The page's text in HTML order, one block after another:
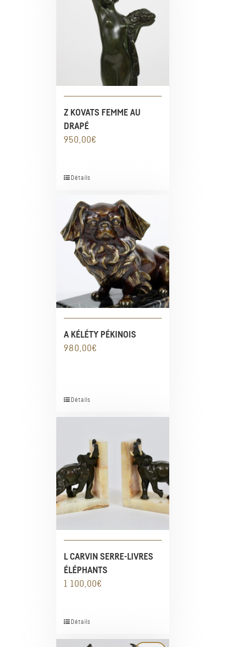
Z KOVATS FEMME AU
DRAPÉ
950,00€
Détails
A KÉLÉTY PÉKINOIS
980,00€
Détails
L CARVIN SERRE-LIVRES
ÉLÉPHANTS
1 100,00€
Détails